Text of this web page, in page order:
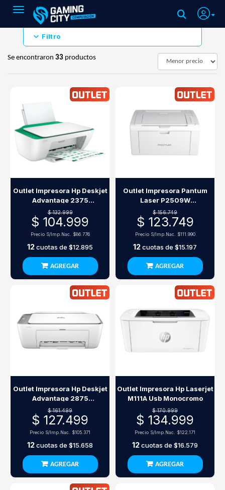
Toggle navigation
Filtro
Se encontraron 33 productos
Outlet Impresora Hp Deskjet
Advantage 2375
Multifunción Usb
$ 132.999
$ 104.999
Precio S/Imp.Nac. $86.776
12cuotas de $12.895
AGREGAR
Outlet Impresora Pantum
Laser P2509W
Monocromática Wifi
$ 156.749
$ 123.749
Precio S/Imp.Nac. $111.990
12cuotas de $15.197
AGREGAR
Outlet Impresora Hp Deskjet
Advantage 2875
Multifunción Wi-Fi
$ 161.499
$ 127.499
Precio S/Imp.Nac. $105.371
12cuotas de $15.658
AGREGAR
Outlet Impresora Hp Laserjet
M111A Usb Monocromo
$ 170.999
$ 134.999
Precio S/Imp.Nac. $122.171
12cuotas de $16.579
AGREGAR